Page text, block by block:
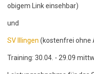
obigem Link einsehbar)
und
SV Illingen (kostenfrei ohne
Training: 30.04. - 29.09